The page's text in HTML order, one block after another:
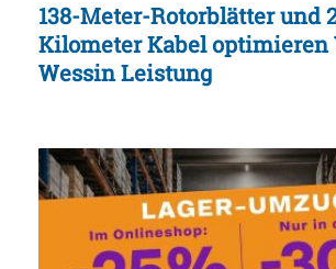
138-Meter-Rotorblätter und
Kilometer Kabel optimieren
Wessin Leistung